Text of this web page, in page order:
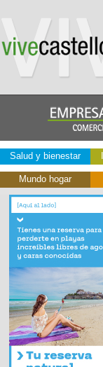
Salud y bienestar
Mundo hogar